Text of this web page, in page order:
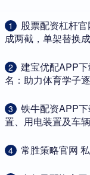
1
股票配资杠杆
成两截，单架替换
2
建宝优配APP
名：助力体育学子
3
铁牛配资APP
置、用电装置及车
4 常胜策略官网